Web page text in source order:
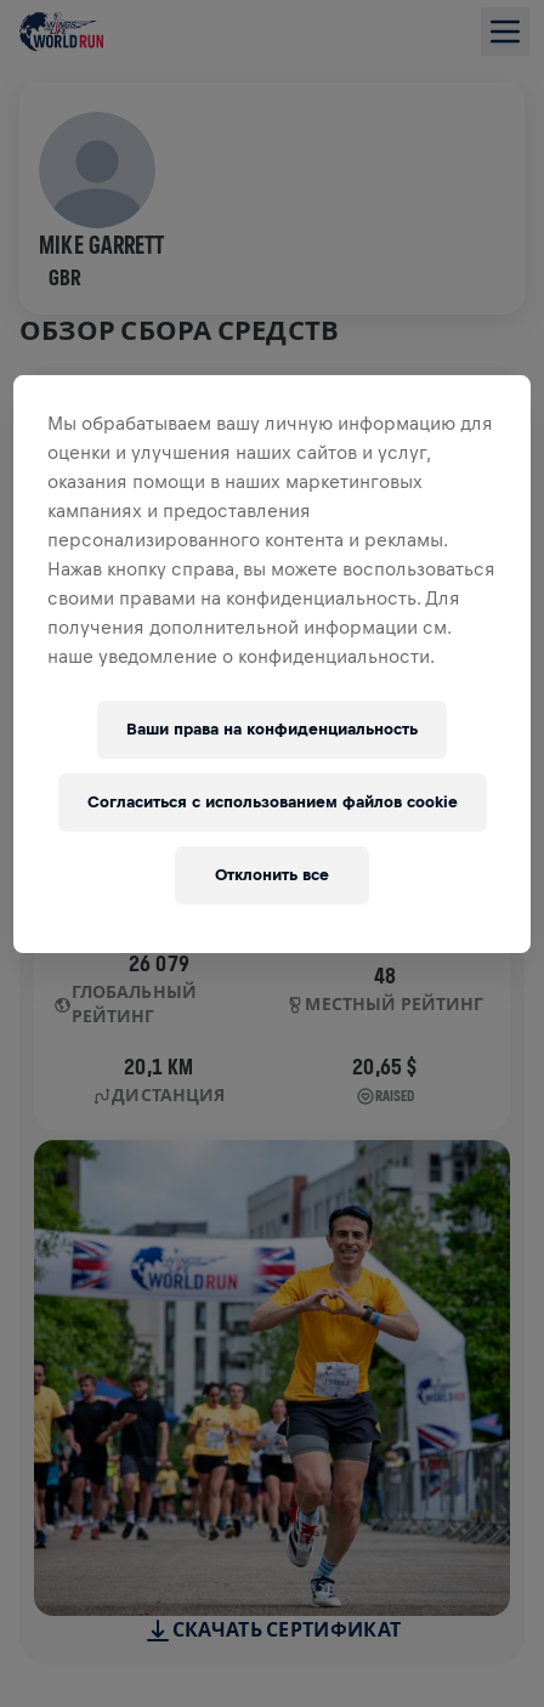
MIKE GARRETT
GBR
ОБЗОР СБОРА СРЕДСТВ
СБОР СРЕДСТВ ПОЖЕРТВОВАТЬ
Внеси свой вклад в общее дело! 100%
пожертвований отправятся на исследования травм
спинного мозга.
ИСТОРИЯ
04 мая 2025 г.
26 079
ГЛОБАЛЬНЫЙ
РЕЙТИНГ
48
МЕСТНЫЙ РЕЙТИНГ
20,1 KM
ДИСТАНЦИЯ
20,65 $
RAISED
СКАЧАТЬ СЕРТИФИКАТ
Мы обрабатываем вашу личную информацию для
оценки и улучшения наших сайтов и услуг,
оказания помощи в наших маркетинговых
кампаниях и предоставления
персонализированного контента и рекламы.
Нажав кнопку справа, вы можете воспользоваться
своими правами на конфиденциальность. Для
получения дополнительной информации см.
наше уведомление о конфиденциальности.
Ваши права на конфиденциальность
Отклонить все
Согласиться с использованием файлов cookie